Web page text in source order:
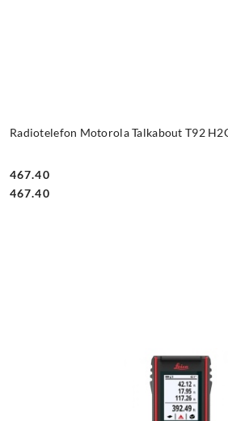
Radiotelefon Motorola Talkabout T92
Cena:
467.40
Cena:
467.40